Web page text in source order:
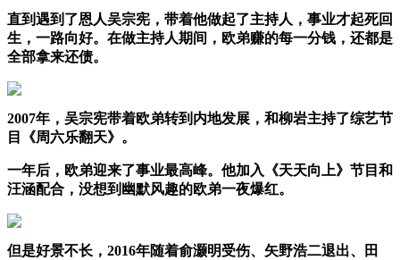
直到遇到了恩人吴宗宪，带着他做起了主持人，事业才起死回
生，一路向好。在做主持人期间，欧弟赚的每一分钱，还都是
全部拿来还债。
2007年，吴宗宪带着欧弟转到内地发展，和柳岩主持了综艺节
目《周六乐翻天》。
一年后，欧弟迎来了事业最高峰。他加入《天天向上》节目和
汪涵配合，没想到幽默风趣的欧弟一夜爆红。
但是好景不长，2016年随着俞灏明受伤、矢野浩二退出、田